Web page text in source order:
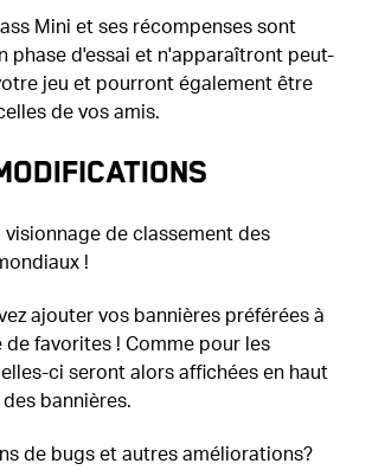
Mini et ses récompenses sont
phase d'essai et n'apparaîtront peut-
jeu et pourront également être
de vos amis.
visionnage de classement des
!
ajouter vos bannières préférées à
favorites ! Comme pour les
ci seront alors affichées en haut
bannières.
de bugs et autres améliorations?